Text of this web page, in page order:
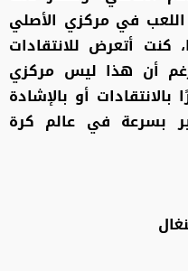
اللعب في مركزي الأصلي
أتعرض للانتقادات
أن هذا ليس مركزي
أو بالإشادة
بسرعة في عالم كرة